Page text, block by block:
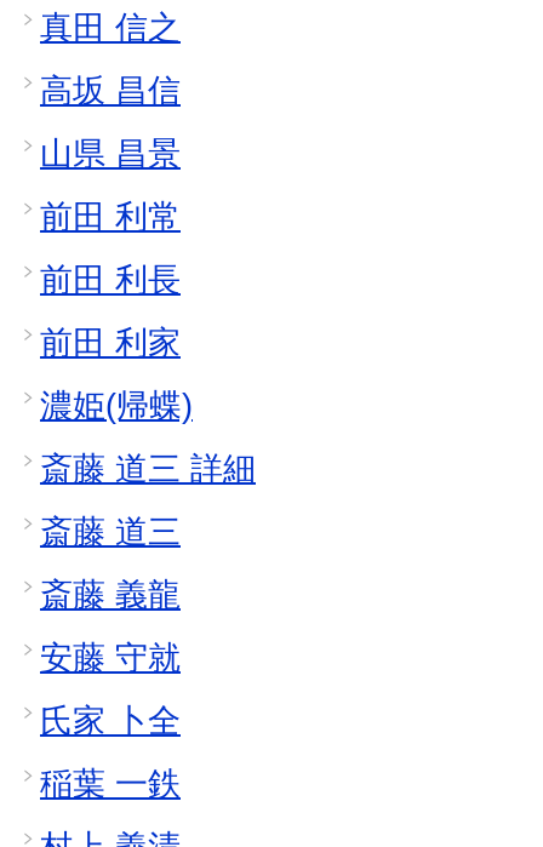
真田 信之
高坂 昌信
山県 昌景
前田 利常
前田 利長
前田 利家
濃姫(帰蝶)
斎藤 道三 詳細
斎藤 道三
斎藤 義龍
安藤 守就
氏家 卜全
稲葉 一鉄